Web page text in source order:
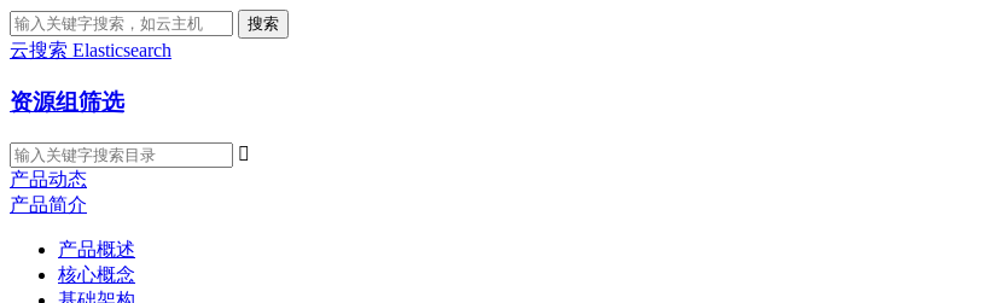
搜索
云搜索 Elasticsearch
资源组筛选

产品动态
产品简介
产品概述
核心概念